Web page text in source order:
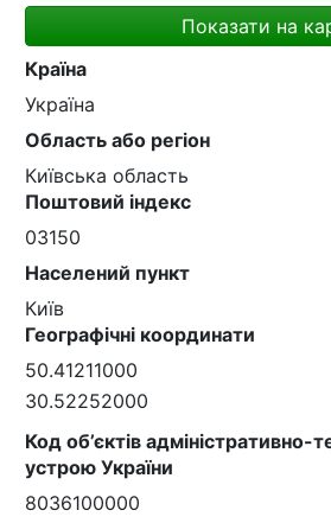
Показати на
Країна
Україна
Область або регіон
Київська область
Поштовий індекс
03150
Населений пункт
Київ
Географічні координати
50.41211000
30.52252000
Код об’єктів адміністративно-
устрою України
8036100000